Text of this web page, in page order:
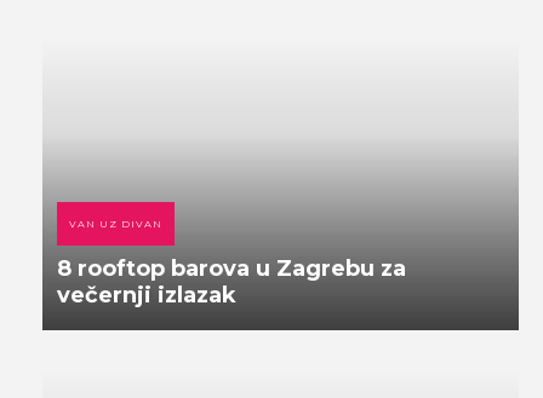
VAN UZ DIVAN
8 rooftop barova u Zagrebu za
večernji izlazak